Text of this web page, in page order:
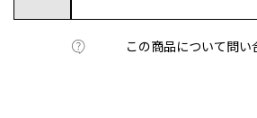
この商品について問い